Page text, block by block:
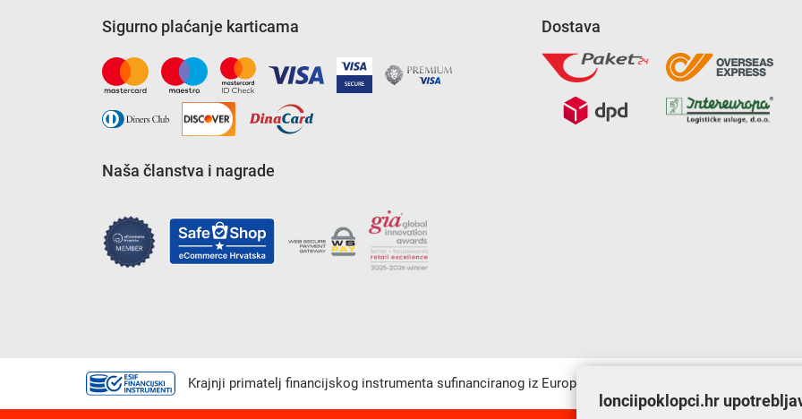
Sigurno plaćanje karticama
Naša članstva i nagrade
Dostava
Krajnji primatelj financijskog instrumenta sufinanciranog iz Europskog fonda za regionalni razvoj u
lonciipoklopci.hr